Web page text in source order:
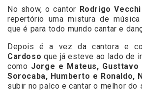
No show, o cantor Rodrigo Vecchi
repertório uma mistura de música
que é para todo mundo cantar e
Depois é a vez da cantora e
Cardoso que já esteve ao lado de
como Jorge e Mateus, Gusttavo
Sorocaba, Humberto e Ronaldo,
subir no palco e cantar o melhor do